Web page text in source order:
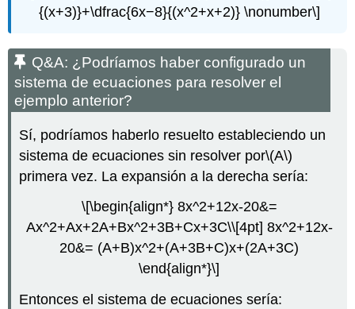
{(x+3)}+\dfrac{6x−8}{(x^2+x+2)} \nonumber\]
Q&A: ¿Podríamos haber configurado un
sistema de ecuaciones para resolver el
ejemplo anterior?
Sí, podríamos haberlo resuelto estableciendo un
sistema de ecuaciones sin resolver por\(A\)
primera vez. La expansión a la derecha sería:
\[\begin{align*} 8x^2+12x-20&=
Ax^2+Ax+2A+Bx^2+3B+Cx+3C\\[4pt] 8x^2+12x-
20&= (A+B)x^2+(A+3B+C)x+(2A+3C)
\end{align*}\]
Entonces el sistema de ecuaciones sería: